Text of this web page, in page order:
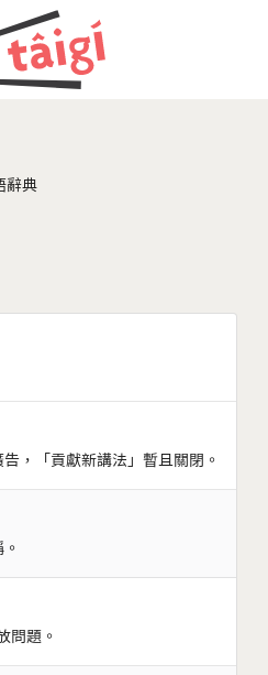
辭典
，「貢獻新講法」暫且關閉。
問題。